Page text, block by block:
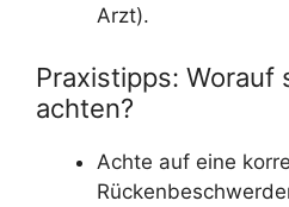
Arzt).
Praxistipps: Worauf
achten?
Achte auf eine